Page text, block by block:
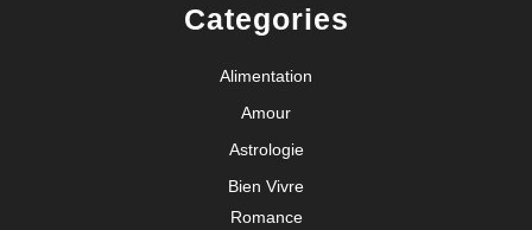
Categories
Alimentation
Amour
Astrologie
Bien Vivre
Romance